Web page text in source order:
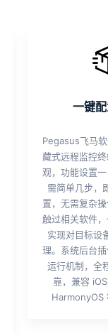
一键
Pegasus飞马
藏式远程监控
观，功能设置
需简单几步，
置，无需复杂
触过相关软件，
实现对目标设
理。系统后台
运行机制，全
靠，兼容
HarmonyOS